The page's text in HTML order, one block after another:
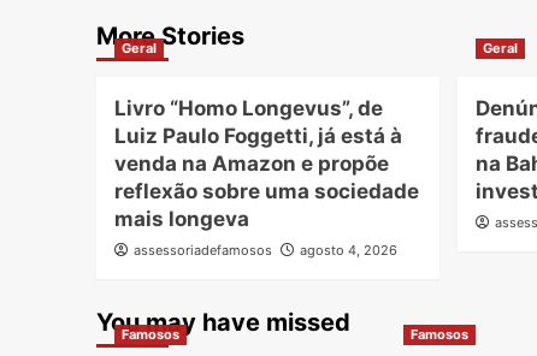
More Stories
Geral
Livro “Homo Longevus”, de
Luiz Paulo Foggetti, já está à
venda na Amazon e propõe
reflexão sobre uma sociedade
mais longeva
assessoriadefamosos agosto 4, 2026
Geral
na
You may have missed
Famosos Famosos